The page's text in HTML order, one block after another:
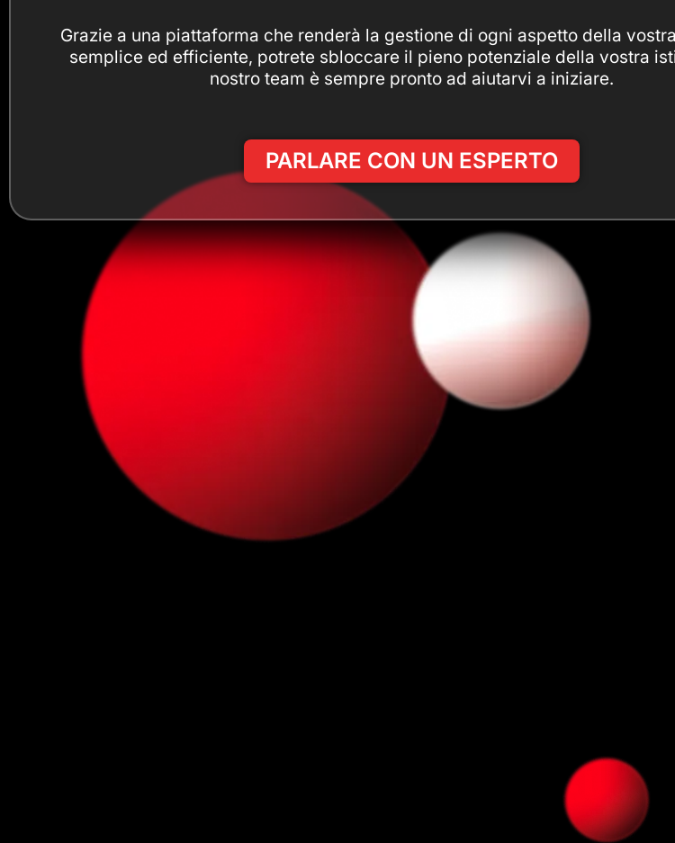
Grazie a una piattaforma che renderà la gestione di ogni aspetto della
semplice ed efficiente, potrete sbloccare il pieno potenziale della vostra
nostro team è sempre pronto ad aiutarvi a iniziare.
PARLARE CON UN ESPERTO